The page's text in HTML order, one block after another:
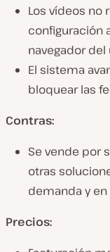
Los vídeos no
configuración
navegador del
El sistema
bloquear las
Contras:
Se vende por
otras
demanda y
Precios: